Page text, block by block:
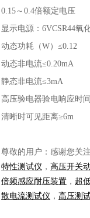
0.15～0.4倍额定电压
显示电源： 6VCSR44氧
动态功耗（W）≤0.12
动态非电流≤0.20mA
静态非电流≤3mA
高压验电器验电响应时
清晰时可见距离≥6m
尊敬的用户：感谢您关
特性测试仪 ， 高压开关
倍频感应耐压装置 ， 超
散电流测试仪 ， 高压测